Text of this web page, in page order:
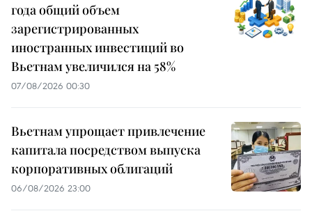
года общий объем
зарегистрированных
иностранных инвестиций во
Вьетнам увеличился на 58%
07/08/2026 00:30
Вьетнам упрощает привлечение
капитала посредством выпуска
корпоративных облигаций
06/08/2026 23:00